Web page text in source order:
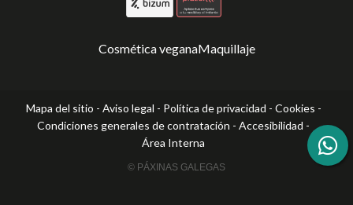
Cosmética veganaMaquillaje
Mapa del sitio - Aviso legal - Política de privacidad - Cookies -
Condiciones generales de contratación - Accesibilidad -
Área Interna
© PÁXINAS GALEGAS